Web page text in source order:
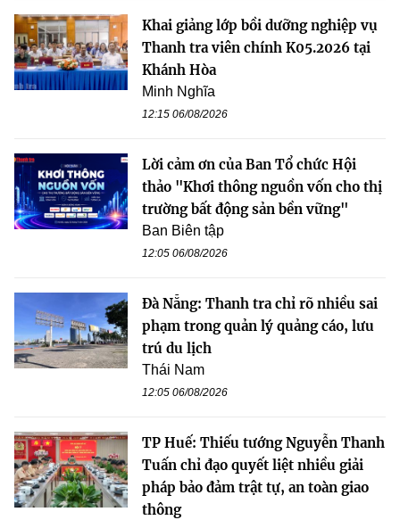
Khai giảng lớp bồi dưỡng nghiệp vụ
Thanh tra viên chính K05.2026 tại
Khánh Hòa
Minh Nghĩa
12:15 06/08/2026
Lời cảm ơn của Ban Tổ chức Hội
thảo "Khơi thông nguồn vốn cho thị
trường bất động sản bền vững"
Ban Biên tập
12:05 06/08/2026
Đà Nẵng: Thanh tra chỉ rõ nhiều sai
phạm trong quản lý quảng cáo, lưu
trú du lịch
Thái Nam
12:05 06/08/2026
TP Huế: Thiếu tướng Nguyễn Thanh
Tuấn chỉ đạo quyết liệt nhiều giải
pháp bảo đảm trật tự, an toàn giao
thông